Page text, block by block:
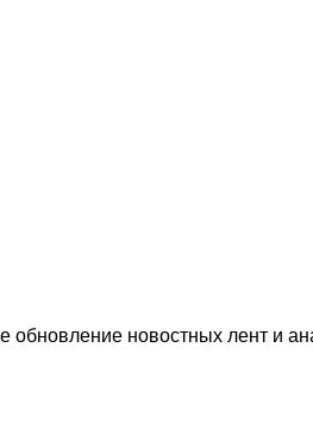
новостных лент и